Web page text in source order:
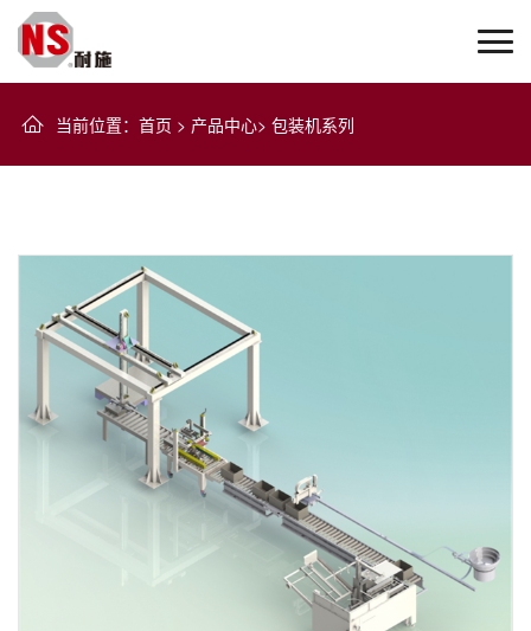
当前位置： 首页 > 产品中心> 包装机系列